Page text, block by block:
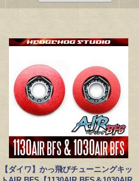
【ダイワ】かっ飛びチューニングキッ